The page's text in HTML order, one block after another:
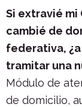
Si extravié
cambié de
federativa,
tramitar una
Módulo de
de domicilio,